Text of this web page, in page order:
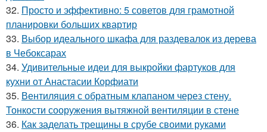
32. Просто и эффективно: 5 советов для грамотной
планировки больших квартир
33. Выбор идеального шкафа для раздевалок из дерева
в Чебоксарах
34. Удивительные идеи для выкройки фартуков для
кухни от Анастасии Корфиати
35. Вентиляция с обратным клапаном через стену.
Тонкости сооружения вытяжной вентиляции в стене
36. Как заделать трещины в срубе своими руками